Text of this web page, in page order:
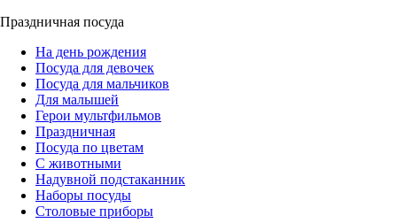
Праздничная посуда
На день рождения
Посуда для девочек
Посуда для мальчиков
Для малышей
Герои мультфильмов
Праздничная
Посуда по цветам
С животными
Надувной подстаканник
Наборы посуды
Столовые приборы